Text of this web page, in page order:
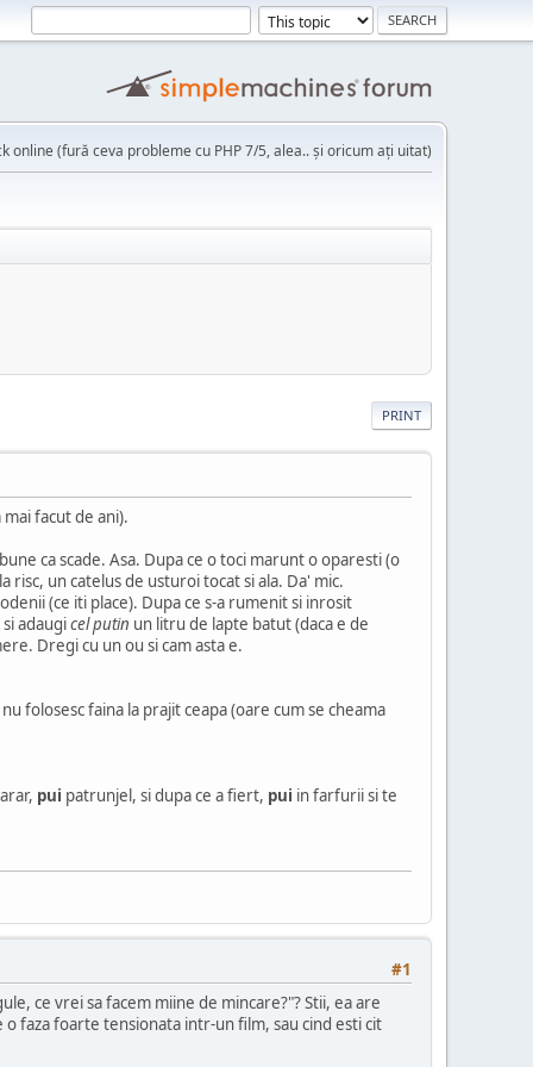
online (fură ceva probleme cu PHP 7/5, alea.. și oricum ați uitat)
PRINT
facut de ani).
ca scade. Asa. Dupa ce o toci marunt o oparesti (o
risc, un catelus de usturoi tocat si ala. Da' mic.
(ce iti place). Dupa ce s-a rumenit si inrosit
adaugicel putin un litru de lapte batut (daca e de
Dregi cu un ou si cam asta e.
folosesc faina la prajit ceapa (oare cum se cheama
pui patrunjel, si dupa ce a fiert, pui in farfurii si te
#1
ce vrei sa facem miine de mincare?"? Stii, ea are
faza foarte tensionata intr-un film, sau cind esti cit